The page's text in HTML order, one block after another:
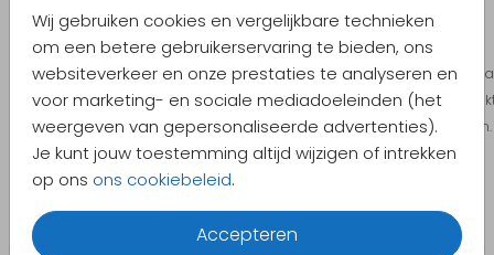
Wij gebruiken cookies en vergelijkbare technieken
om een betere gebruikerservaring te bieden, ons
websiteverkeer en onze prestaties te analyseren en
voor marketing- en sociale mediadoeleinden (het
weergeven van gepersonaliseerde advertenties).
Je kunt jouw toestemming altijd wijzigen of intrekken
op ons ons cookiebeleid.
Accepteren
Neon geboortekaartjes
Wil je een écht hip geboortekaartje? Kies dan voor een neon
achtergrond waarop felgekleurde letters en afbeeldingen worden
afbeeldingen in reliëf (preeg) gedrukt worden om het effect te
opvallend geboortekaartje.